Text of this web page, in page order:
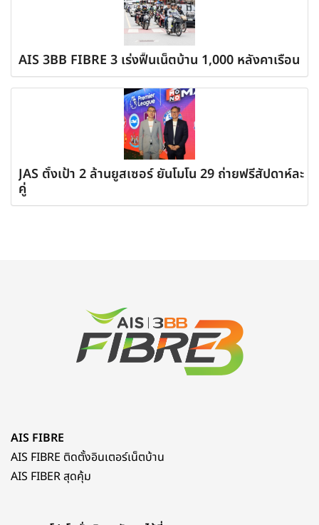
AIS 3BB FIBRE 3 เร่งฟื้นเน็ตบ้าน 1,000 หลังคาเรือน
JAS ตั้งเป้า 2 ล้านยูสเซอร์ ยันโมโน 29 ถ่ายฟรีสัปดาห์ละ
คู่
AIS FIBRE
AIS FIBRE ติดตั้งอินเตอร์เน็ตบ้าน
AIS FIBER สุดคุ้ม